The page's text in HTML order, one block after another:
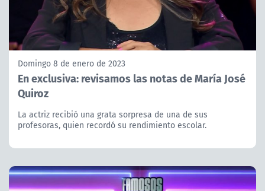
Domingo 8 de enero de 2023
En exclusiva: revisamos las notas de María José
Quiroz
La actriz recibió una grata sorpresa de una de sus
profesoras, quien recordó su rendimiento escolar.